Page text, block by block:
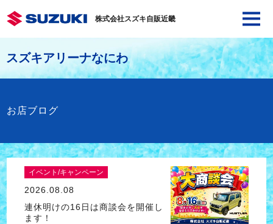
株式会社スズキ自販近畿
スズキアリーナなにわ
お店ブログ
イベント/キャンペーン
2026.08.08
連休明けの16日は商談会を開催し
ます！